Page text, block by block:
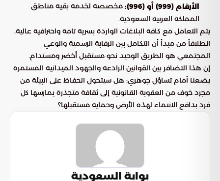
الأرقام (999) أو (996):
مخصصة لخدمة بقية مناطق
المملكة العربية السعودية.
يتم التعامل مع كافة البلاغات الواردة بسرية تامة واحترافية عالية،
انطلاقاً من مبدأ أن التكامل بين الرقابة الرسمية والوعي
المجتمعي هو الطريق الوحيد نحو مستقبل أخضر ومستدام.
إن هذا التضافر بين القوانين الرادعة والجهود الميدانية المستمرة
يضعنا أمام تساؤل جوهري: هل سيتحول الحفاظ على البيئة من
مجرد خوف من العقوبة القانونية إلى ثقافة متجذرة يمارسها كل
فرد بدافع الانتماء لهذه الأرض وحماية مستقبلها؟
بوابة السعودية